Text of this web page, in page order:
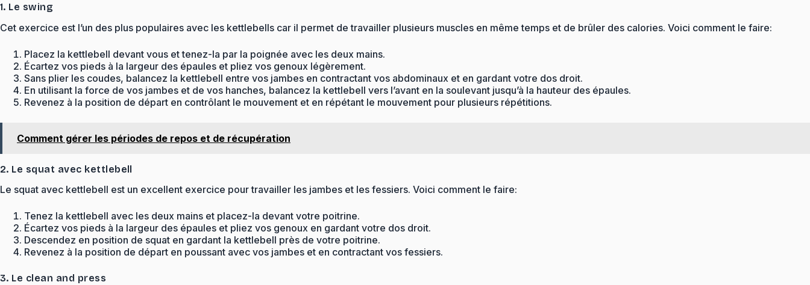
1. Le swing
Cet exercice est l’un des plus populaires avec les kettlebells car il permet de travailler plusieurs muscles en même temps et de brûler des calories. Voici comment le faire:
Placez la kettlebell devant vous et tenez-la par la poignée avec les deux mains.
Écartez vos pieds à la largeur des épaules et pliez vos genoux légèrement.
Sans plier les coudes, balancez la kettlebell entre vos jambes en contractant vos abdominaux et en gardant votre dos droit.
En utilisant la force de vos jambes et de vos hanches, balancez la kettlebell vers l’avant en la soulevant jusqu’à la hauteur des épaules.
Revenez à la position de départ en contrôlant le mouvement et en répétant le mouvement pour plusieurs répétitions.
Comment gérer les périodes de repos et de récupération
2. Le squat avec kettlebell
Le squat avec kettlebell est un excellent exercice pour travailler les jambes et les fessiers. Voici comment le faire:
Tenez la kettlebell avec les deux mains et placez-la devant votre poitrine.
Écartez vos pieds à la largeur des épaules et pliez vos genoux en gardant votre dos droit.
Descendez en position de squat en gardant la kettlebell près de votre poitrine.
Revenez à la position de départ en poussant avec vos jambes et en contractant vos fessiers.
3. Le clean and press